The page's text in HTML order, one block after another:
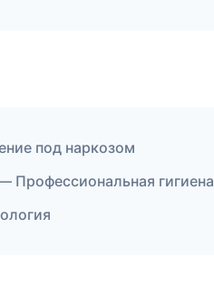
под наркозом
Профессиональная гигиена